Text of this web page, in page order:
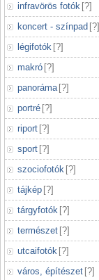
infravörös fotók [?]
koncert - színpad [?]
légifotók [?]
makró [?]
panoráma [?]
portré [?]
riport [?]
sport [?]
szociofotók [?]
tájkép [?]
tárgyfotók [?]
természet [?]
utcaifotók [?]
város, építészet [?]